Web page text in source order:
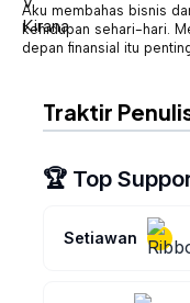
Aku membahas bisnis
kehidupan sehari-hari.
depan finansial itu
Traktir
🏆 Top
Setiawan